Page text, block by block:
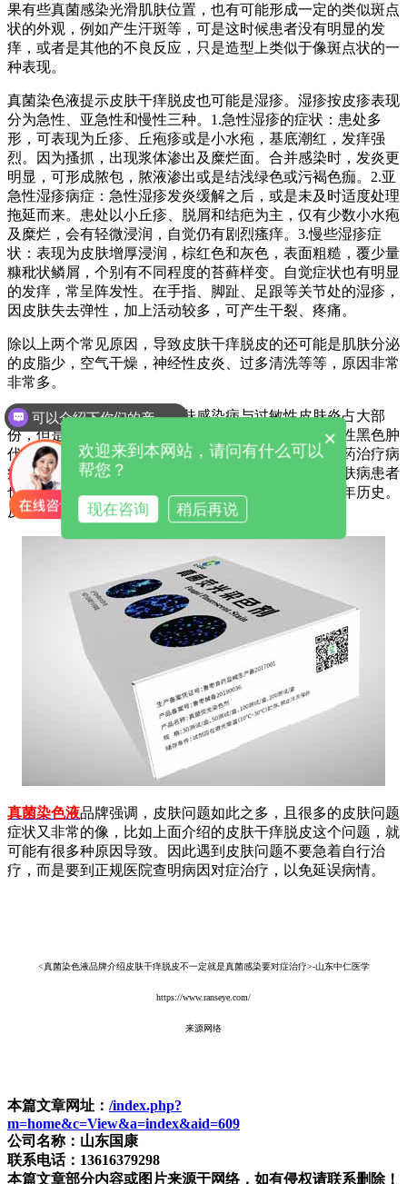
果有些真菌感染光滑肌肤位置，也有可能形成一定的类似斑点
状的外观，例如产生汗斑等，可是这时候患者没有明显的发
痒，或者是其他的不良反应，只是造型上类似于像斑点状的一
种表现。
真菌染色液提示皮肤干痒脱皮也可能是湿疹。湿疹按皮疹表现
分为急性、亚急性和慢性三种。1.急性湿疹的症状：患处多
形，可表现为丘疹、丘疱疹或是小水疱，基底潮红，发痒强
烈。因为搔抓，出现浆体渗出及糜烂面。合并感染时，发炎更
明显，可形成脓包，脓液渗出或是结浅绿色或污褐色痂。2.亚
急性湿疹病症：急性湿疹发炎缓解之后，或是未及时适度处理
拖延而来。患处以小丘疹、脱屑和结疤为主，仅有少数小水疱
及糜烂，会有轻微浸润，自觉仍有剧烈瘙痒。3.慢些湿疹症
状：表现为皮肤增厚浸润，棕红色和灰色，表面粗糙，覆少量
糠秕状鳞屑，个别有不同程度的苔藓样变。自觉症状也有明显
的发痒，常呈阵发性。在手指、脚趾、足跟等关节处的湿疹，
因皮肤失去弹性，加上活动较多，可产生干裂、疼痛。
除以上两个常见原因，导致皮肤干痒脱皮的还可能是肌肤分泌
的皮脂少，空气干燥，神经性皮炎、过多清洗等等，原因非常
非常多。
真菌染色液认为皮肤病是皮肤感染病与过敏性皮肤炎占大部
份，但是随着老化退行性变化之老人性皮肤病，由恶性黑色肿
代表的皮肤病等也是重要的皮肤病，此外需注意因用药治疗病
症而造成副作用的各种皮肤阻碍。我国人口多，患皮肤病患者
也多。相关皮肤病文字记载，在我国大概已有3000多年历史。
皮肤病种类繁多，有1000多种皮肤病。
真菌染色液品牌强调，皮肤问题如此之多，且很多的皮肤问题
症状又非常的像，比如上面介绍的皮肤干痒脱皮这个问题，就
可能有很多种原因导致。因此遇到皮肤问题不要急着自行治
疗，而是要到正规医院查明病因对症治疗，以免延误病情。
<真菌染色液品牌介绍皮肤干痒脱皮不一定就是真菌感染要对症治疗>-山东中仁医学
https://www.ranseye.com/
来源网络
本篇文章网址： /index.php?
m=home&c=View&a=index&aid=609
公司名称：山东国康
联系电话：13616379298
本篇文章部分内容或图片来源于网络，如有侵权请联系删除！
可以介绍下你们的产品么
×
欢迎来到本网站，请问有什么可以
帮您？
现在咨询 稍后再说